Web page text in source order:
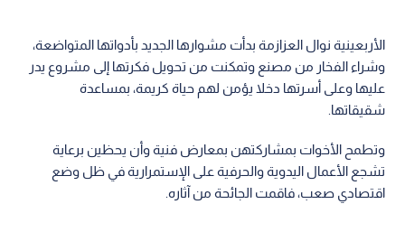
الأربعينية نوال العزازمة بدأت مشوارها الجديد بأدواتها المتواضعة،
وشراء الفخار من مصنع وتمكنت من تحويل فكرتها إلى مشروع يدر
عليها وعلى أسرتها دخلا يؤمن لهم حياة كريمة، بمساعدة
شقيقاتها.
وتطمح الأخوات بمشاركتهن بمعارض فنية وأن يحظين برعاية
تشجع الأعمال اليدوية والحرفية على الإستمرارية في ظل وضع
اقتصادي صعب، فاقمت الجائحة من آثاره.